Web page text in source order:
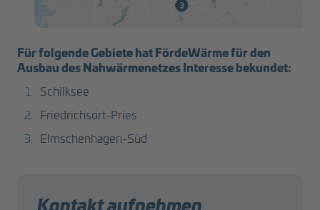
Für folgende Gebiete hat FördeWärme für den
Ausbau des Nahwärmenetzes Interesse bekundet:
Schilksee
Friedrichsort-Pries
Elmschenhagen-Süd
Kontakt aufnehmen